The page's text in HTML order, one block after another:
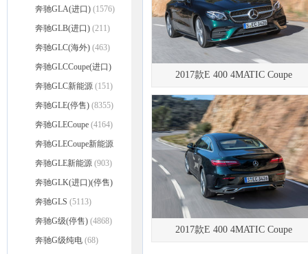
奔驰GLA(进口) (1576)
奔驰GLB(进口) (211)
奔驰GLC(海外) (463)
奔驰GLCCoupe(进口)
(4687)
奔驰GLC新能源 (151)
奔驰GLE(停售) (8355)
奔驰GLECoupe (4164)
奔驰GLECoupe新能源
(393)
奔驰GLE新能源 (903)
奔驰GLK(进口)(停售)
(591)
奔驰GLS (5113)
奔驰G级(停售) (4868)
奔驰G级纯电 (68)
2017款E 400 4MATIC Coupe
2017款E 400 4MATIC Coupe